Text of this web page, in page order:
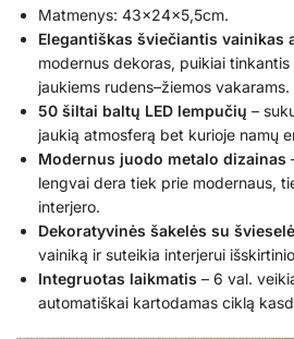
Matmenys: 43x24x5,5cm.
Elegantiškas šviečiantis vainikas
modernus dekoras, puikiai
jaukiems rudens–žiemos vakarams.
50 šiltai baltų LED lempučių –
jaukią atmosferą bet kurioje namų
Modernus juodo metalo dizainas
lengvai dera tiek prie modernaus,
interjero.
Dekoratyvinės šakelės su
vainiką ir suteikia interjerui
Integruotas laikmatis – 6 val.
automatiškai kartodamas ciklą